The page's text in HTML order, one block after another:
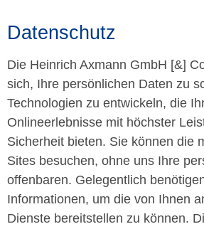
Datenschutz
Die Heinrich Axmann GmbH [&]
sich, Ihre persönlichen Daten zu
Technologien zu entwickeln, die
Onlineerlebnisse mit höchster
Sicherheit bieten. Sie können die
Sites besuchen, ohne uns Ihre
offenbaren. Gelegentlich
Informationen, um die von Ihnen
Dienste bereitstellen zu können.